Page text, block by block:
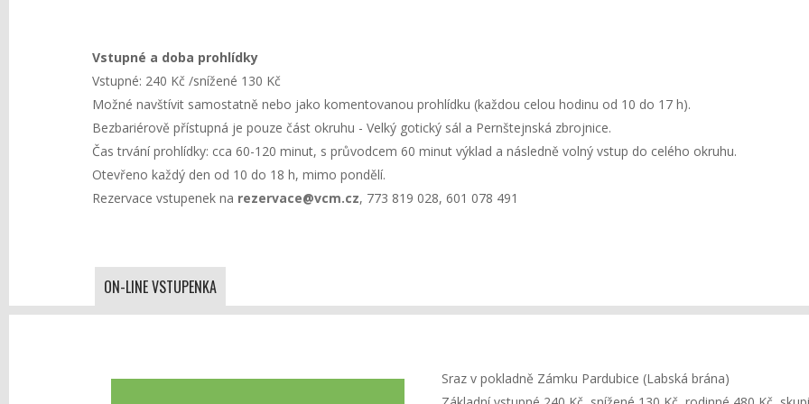
Vstupné a doba prohlídky
Vstupné: 240 Kč /snížené 130 Kč
Možné navštívit samostatně nebo jako komentovanou prohlídku (každou celou hodinu od 10 do 17 h).
Bezbariérově přístupná je pouze část okruhu - Velký gotický sál a Pernštejnská zbrojnice.
Čas trvání prohlídky: cca 60-120 minut, s průvodcem 60 minut výklad a následně volný vstup do celého okruhu.
Otevřeno každý den od 10 do 18 h, mimo pondělí.
Rezervace vstupenek na rezervace@vcm.cz, 773 819 028, 601 078 491
ON-LINE VSTUPENKA
Sraz v pokladně Zámku Pardubice (Labská brána)